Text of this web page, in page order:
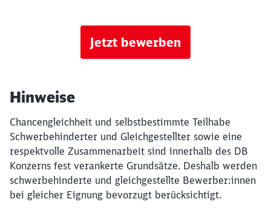
Jetzt bewerben
Hinweise
Chancengleichheit und selbstbestimmte Teilhabe
Schwerbehinderter und Gleichgestellter sowie eine
respektvolle Zusammenarbeit sind innerhalb des DB
Konzerns fest verankerte Grundsätze. Deshalb werden
schwerbehinderte und gleichgestellte Bewerber:innen
bei gleicher Eignung bevorzugt berücksichtigt.